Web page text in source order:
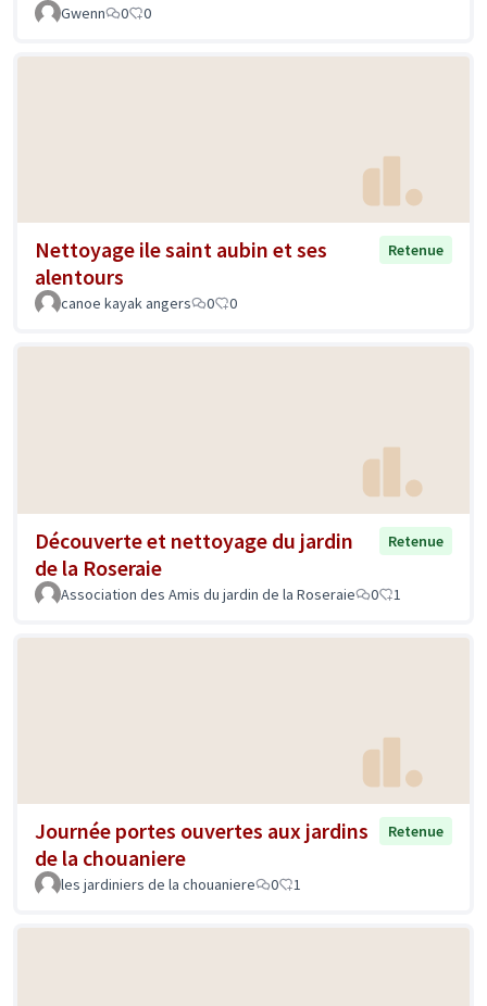
Gwenn 0 0
Nettoyage ile saint aubin et ses
alentours
Retenue
canoe kayak angers 0 0
Découverte et nettoyage du jardin
de la Roseraie
Retenue
Association des Amis du jardin de la Roseraie 0 1
Journée portes ouvertes aux jardins
de la chouaniere
Retenue
les jardiniers de la chouaniere 0 1